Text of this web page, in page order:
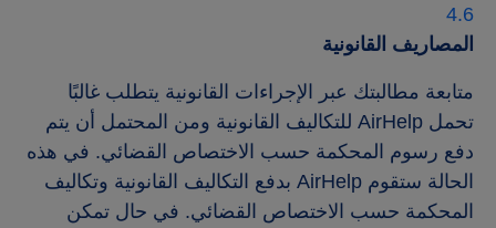
المصاريف القانونية
متابعة مطالبتك عبر الإجراءات القانونية يتطلب غالبًا
تحمل AirHelp للتكاليف القانونية ومن المحتمل أن يتم
دفع رسوم المحكمة حسب الاختصاص القضائي. في هذه
الحالة ستقوم AirHelp بدفع التكاليف القانونية وتكاليف
المحكمة حسب الاختصاص القضائي. في حال تمكن